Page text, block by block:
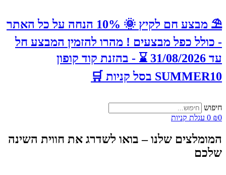
⛱️ מבצע חם לקיץ 🌞 10% הנחה על כל האתר
- כולל כפל מבצעים ! מהרו להזמין המבצע חל
עד 31/08/2026 ⌛️ - בהזנת קוד קופון
SUMMER10 בסל קניות 🛒
חיפוש
₪0
0 עגלת קניות
המומלצים שלנו – בואו לשדרג את חווית השינה
שלכם